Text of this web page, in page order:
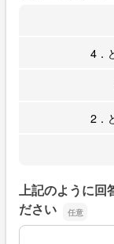
4．
2．
上記のように回
ださい
上記のように回